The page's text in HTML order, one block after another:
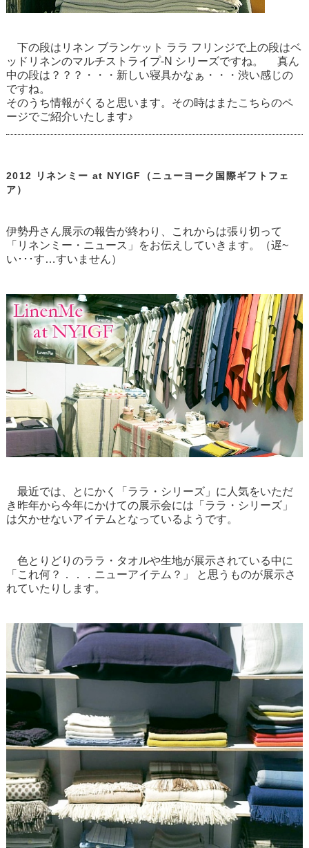
下の段は リネン ブランケット ララ フリンジで上の段はベ
ッドリネンのマルチストライプ-N シリーズですね。 真ん
中の段は？？？・・・新しい寝具かなぁ・・・渋い感じの
ですね。
そのうち情報がくると思います。その時はまたこちらのペ
ージでご紹介いたします♪
2012 リネンミー at NYIGF（ニューヨーク国際ギフトフェ
ア）
伊勢丹さん展示の報告が終わり、これからは張り切って
「リネンミー・ニュース」をお伝えしていきます。（遅~
い･･･す…すいません）
最近では、とにかく「ララ・シリーズ」に人気をいただ
き昨年から今年にかけての展示会には「ララ・シリーズ」
は欠かせないアイテムとなっているようです。
色とりどりのララ・タオルや生地が展示されている中に
「これ何？．．．ニューアイテム？」 と思うものが展示さ
れていたりします。